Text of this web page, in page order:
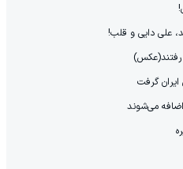
علی دایی و قلب!
ایران گرفت
می‌شوند